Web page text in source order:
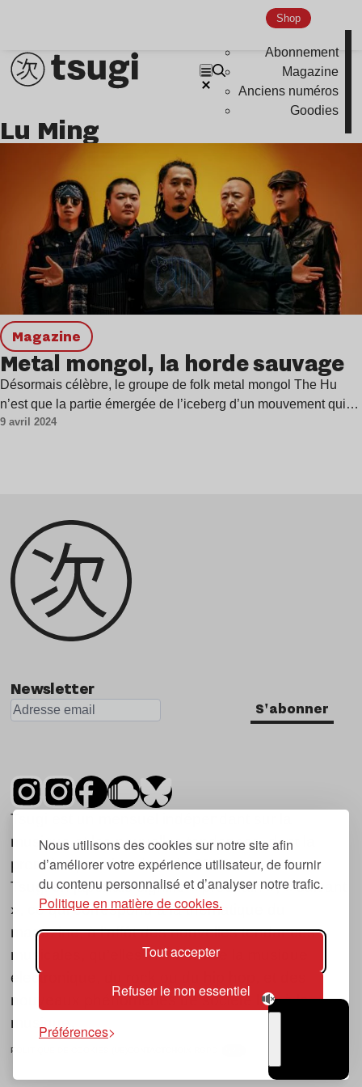
Nous utilisons des cookies sur notre site afin
d’améliorer votre expérience utilisateur, de fournir
du contenu personnalisé et d’analyser notre trafic.
Politique en matière de cookies.
Tout accepter
Refuser le non essentiel
Préférences
Shop
Abonnement
Magazine
Anciens numéros
Goodies
Global Club
Indie
Lu Ming
magazine
Metal mongol, la horde sauvage
Désormais célèbre, le groupe de folk metal mongol The Hu
n’est que la partie émergée de l’iceberg d’un mouvement qui…
9 avril 2024
Newsletter
S'abonner
Tsugi est un mensuel indépendant sur la
musique et les nouvelles tendances, dont la
première parution date de 2007.
Tsugi en japonais signifie « prochain », « suivant
», ce qui correspond à la thématique du
magazine, à l’affût des nouvelles tendances
musicales, qu’elles viennent de la musique
électronique, du rock ou du hip hop, et des
nouveaux phénomènes de société liés à la
musique.
POLITIQUE DE COOKIES (UE)